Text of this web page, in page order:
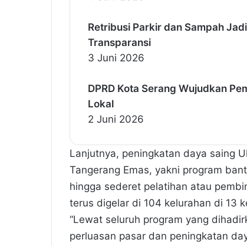
Retribusi Parkir dan Sampah
Transparansi
3 Juni 2026
DPRD Kota Serang Wujudkan
Lokal
2 Juni 2026
Lanjutnya, peningkatan daya saing
Tangerang Emas, yakni program
hingga sederet pelatihan atau
terus digelar di 104 kelurahan di 13
“Lewat seluruh program yang
perluasan pasar dan peningkatan